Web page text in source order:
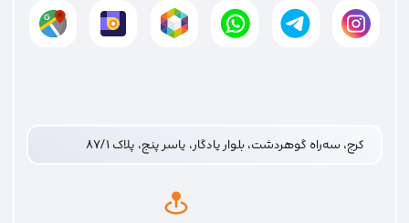
کرج، سه‌راه گوهردشت، بلوار یادگار، یاسر پنج، پلاک ۸۷/۱